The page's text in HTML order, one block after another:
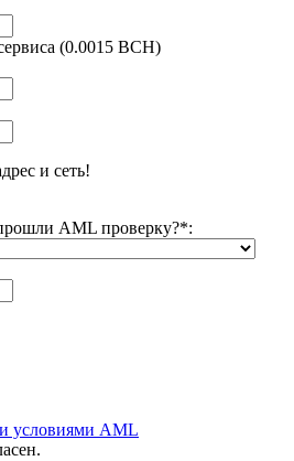
(0.0015 BCH)
и сеть!
AML проверку?*:
условиями AML